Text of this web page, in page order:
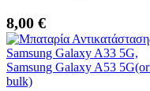
8,00 €